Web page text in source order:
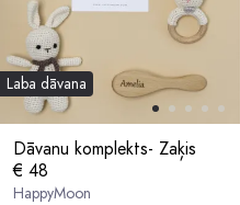
Laba dāvana
Dāvanu komplekts- Zaķis
€ 48
HappyMoon